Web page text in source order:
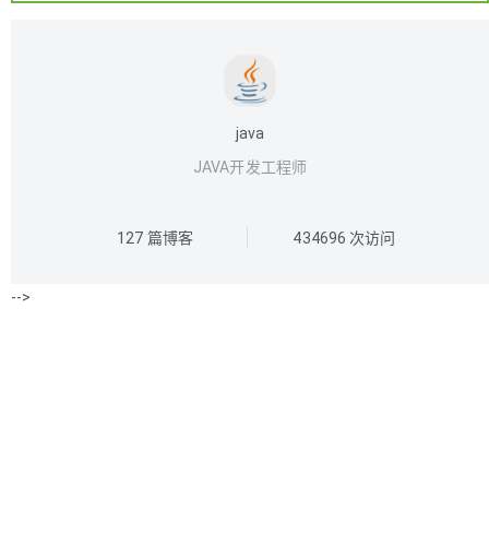
java
JAVA开发工程师
127 篇博客 434696 次访问
-->